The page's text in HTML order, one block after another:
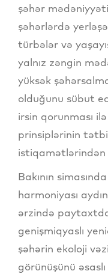
şəhər
şəhərlərdə
türbələr və
yalnız zəngin
yüksək
olduğunu sübut
irsin qorunması
prinsiplərinin
istiqamətlərindən
Bakının
harmoniyası
ərzində
genişmiqyaslı
şəhərin ekoloji
görünüşünü